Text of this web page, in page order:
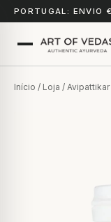
PORTUGAL: ENVIO
Início / Loja /